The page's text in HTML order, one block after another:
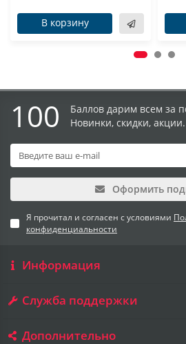
В корзину
100
Баллов дарим всем за
Новинки, скидки, акции.
Оформить
Я прочитал и согласен с условиями
конфиденциальности
Информация
Служба поддержки
Дополнительно